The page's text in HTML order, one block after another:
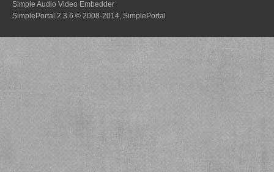
Simple Audio Video Embedder
SimplePortal 2.3.6 © 2008-2014, SimplePortal